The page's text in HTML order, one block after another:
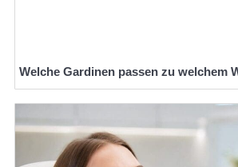
Welche Gardinen passen zu welchem